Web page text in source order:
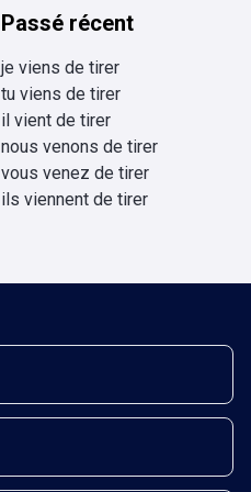
Passé récent
je viens de tirer
tu viens de tirer
il vient de tirer
nous venons de tirer
vous venez de tirer
ils viennent de tirer